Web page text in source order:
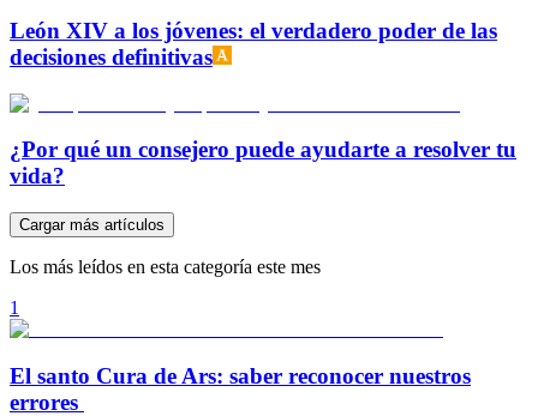
León XIV a los jóvenes: el verdadero poder de las
decisiones definitivas
¿Por qué un consejero puede ayudarte a resolver tu
vida?
Cargar más artículos
Los más leídos en esta categoría este mes
1
El santo Cura de Ars: saber reconocer nuestros
errores